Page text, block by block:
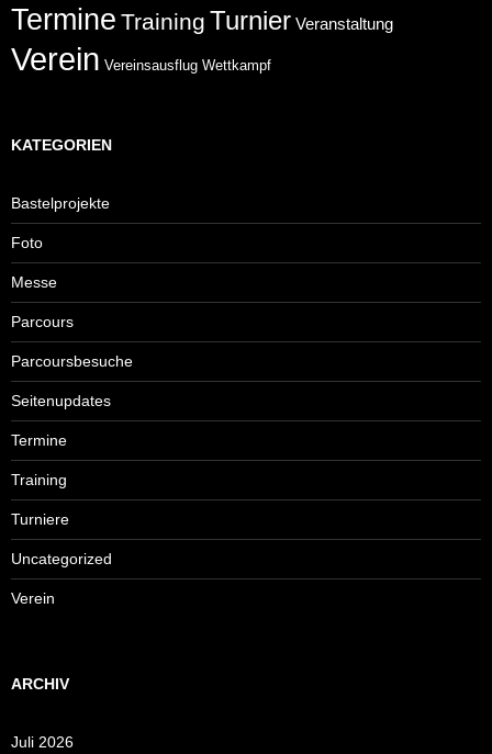
Termine Training Turnier Veranstaltung
Verein Vereinsausflug Wettkampf
KATEGORIEN
Bastelprojekte
Foto
Messe
Parcours
Parcoursbesuche
Seitenupdates
Termine
Training
Turniere
Uncategorized
Verein
ARCHIV
Juli 2026